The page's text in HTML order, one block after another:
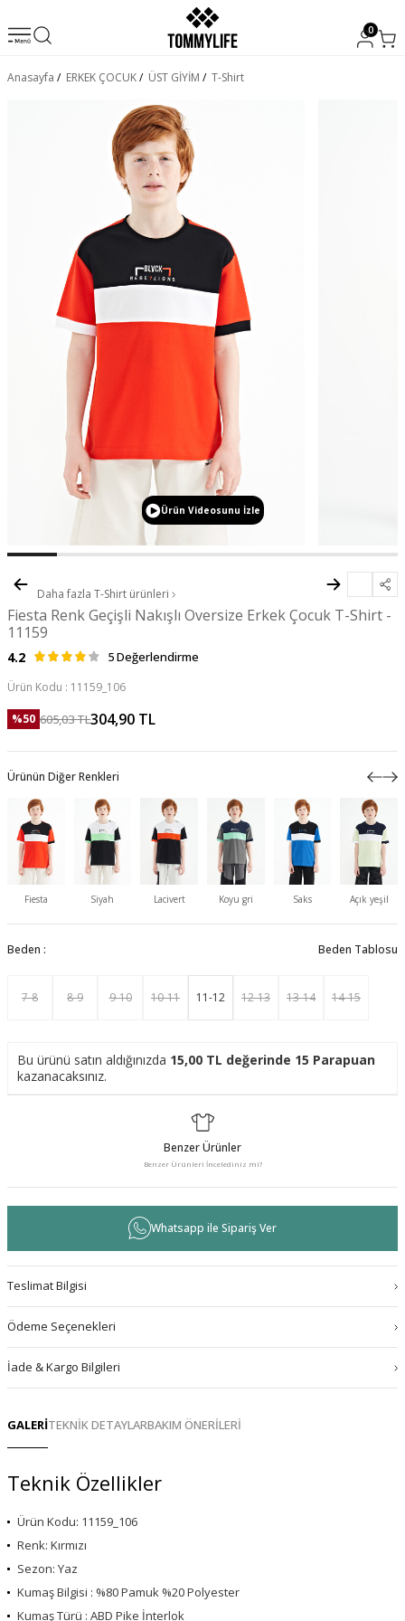
0
Anasayfa / ERKEK ÇOCUK/ ÜST GİYİM / T-Shirt
GALERİTEKNİK DETAYLARBAKIM ÖNERİLERİ
Teknik Özellikler
Ürün Kodu: 11159_106
Renk: Kırmızı
Sezon: Yaz
Kumaş Bilgisi : %80 Pamuk %20 Polyester
Kumaş Türü : ABD Pike İnterlok
Ürün Videosunu İzle
Daha fazla T-Shirt ürünleri
Fiesta Renk Geçişli Nakışlı Oversize Erkek Çocuk T-Shirt -
11159
4.2 5 Değerlendirme
Ürün Kodu : 11159_106
%50 605,03TL304,90 TL
Ürünün Diğer Renkleri
Fiesta Siyah Lacivert Koyu gri Saks Açık yeşil
Beden : Beden Tablosu
7-8 8-9 9-10 10-11 11-12 12-13 13-14 14-15
Bu ürünü satın aldığınızda 15,00 TL değerinde 15 Parapuan
kazanacaksınız.
Benzer Ürünler
Benzer Ürünleri İncelediniz mi?
Whatsapp ile Sipariş Ver
Teslimat Bilgisi
Ödeme Seçenekleri
İade & Kargo Bilgileri